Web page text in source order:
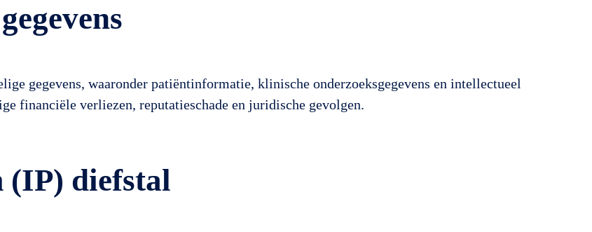
gegevens, waaronder patiëntinformatie, klinische onderzoeksgegevens en intellectueel
financiële verliezen, reputatieschade en juridische gevolgen.
(IP) diefstal